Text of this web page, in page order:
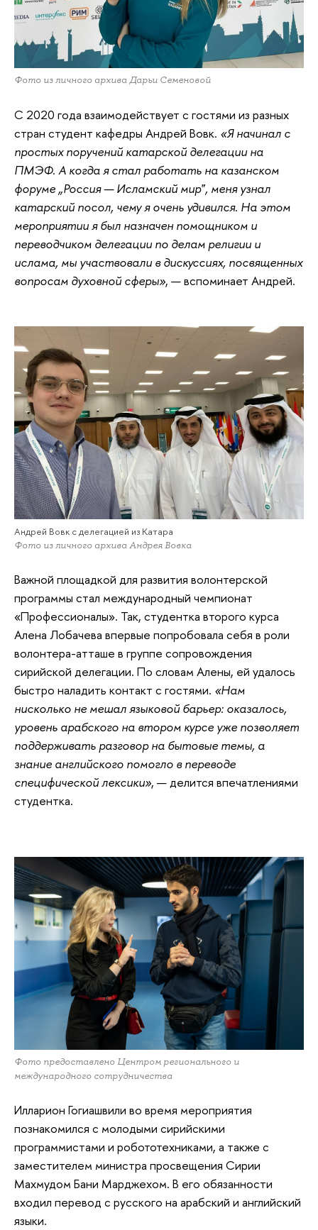
Фото из личного архива Дарьи Семеновой
С 2020 года взаимодействует с гостями из разных
стран студент кафедры Андрей Вовк. «Я начинал с
простых поручений катарской делегации на
ПМЭФ. А когда я стал работать на казанском
форуме „Россия — Исламский мир‟, меня узнал
катарский посол, чему я очень удивился. На этом
мероприятии я был назначен помощником и
переводчиком делегации по делам религии и
ислама, мы участвовали в дискуссиях, посвященных
вопросам духовной сферы», — вспоминает Андрей.
Андрей Вовк с делегацией из Катара
Фото из личного архива Андрея Вовка
Важной площадкой для развития волонтерской
программы стал международный чемпионат
«Профессионалы». Так, студентка второго курса
Алена Лобачева впервые попробовала себя в роли
волонтера-атташе в группе сопровождения
сирийской делегации. По словам Алены, ей удалось
быстро наладить контакт с гостями. «Нам
нисколько не мешал языковой барьер: оказалось,
уровень арабского на втором курсе уже позволяет
поддерживать разговор на бытовые темы, а
знание английского помогло в переводе
специфической лексики», — делится впечатлениями
студентка.
Фото предоставлено Центром регионального и
международного сотрудничества
Илларион Гогиашвили во время мероприятия
познакомился с молодыми сирийскими
программистами и робототехниками, а также с
заместителем министра просвещения Сирии
Махмудом Бани Марджехом. В его обязанности
входил перевод с русского на арабский и английский
языки.